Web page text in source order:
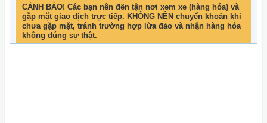
CẢNH BÁO! Các bạn nên đến tận nơi xem xe (hàng hóa) và
gặp mặt giao dịch trực tiếp. KHÔNG NÊN chuyển khoản khi
chưa gặp mặt, tránh trường hợp lừa đảo và nhận hàng hóa
không đúng sự thật.